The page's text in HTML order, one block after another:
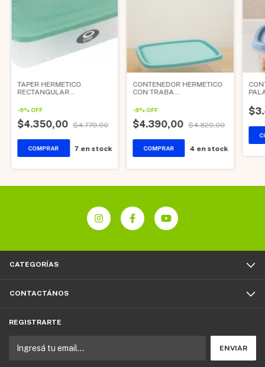
TAPER HERMETICO
RECTANGULAR
-9%OFF
$4.350,00 $4.770,00
7 en stock
CONTENEDOR HERMETICO
CON TRABA
-9%OFF
$4.390,00 $4.820,00
4 en stock
CATEGORÍAS
CONTACTÁNOS
REGISTRARTE